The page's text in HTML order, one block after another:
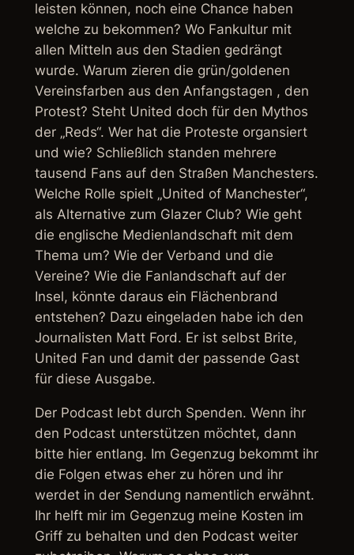
leisten können, noch eine Chance haben
welche zu bekommen? Wo Fankultur mit
allen Mitteln aus den Stadien gedrängt
wurde. Warum zieren die grün/goldenen
Vereinsfarben aus den Anfangstagen , den
Protest? Steht United doch für den Mythos
der „Reds“. Wer hat die Proteste organsiert
und wie? Schließlich standen mehrere
tausend Fans auf den Straßen Manchesters.
Welche Rolle spielt „United of Manchester“,
als Alternative zum Glazer Club? Wie geht
die englische Medienlandschaft mit dem
Thema um? Wie der Verband und die
Vereine? Wie die Fanlandschaft auf der
Insel, könnte daraus ein Flächenbrand
entstehen? Dazu eingeladen habe ich den
Journalisten Matt Ford. Er ist selbst Brite,
United Fan und damit der passende Gast
für diese Ausgabe.
Der Podcast lebt durch Spenden. Wenn ihr
den Podcast unterstützen möchtet, dann
bitte hier entlang. Im Gegenzug bekommt ihr
die Folgen etwas eher zu hören und ihr
werdet in der Sendung namentlich erwähnt.
Ihr helft mir im Gegenzug meine Kosten im
Griff zu behalten und den Podcast weiter